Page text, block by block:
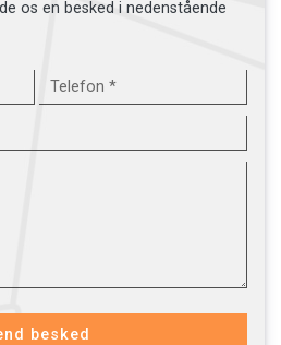
os en besked i nedenstående